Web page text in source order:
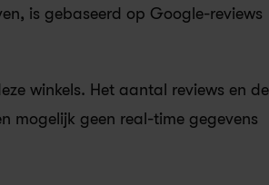
is gebaseerd op Google-reviews
winkels. Het aantal reviews en de
mogelijk geen real-time gegevens